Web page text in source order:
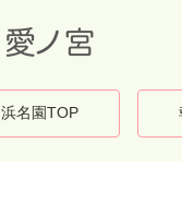
浜名園TOP